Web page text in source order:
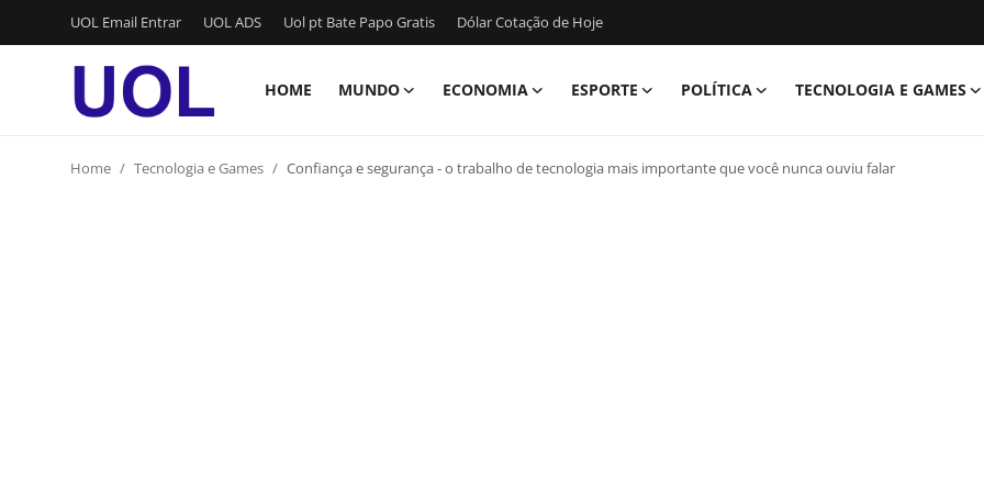
UOL Email Entrar UOL ADS Uol pt Bate Papo Gratis Dólar Cotação de Hoje
HOME MUNDO ECONOMIA ESPORTE POLÍTICA
TECNOLOGIA E GAMES
Login
Home Tecnologia e Games Confiança e segurança - o trabalho de tecnologia mais importante que você nunca ouviu falar